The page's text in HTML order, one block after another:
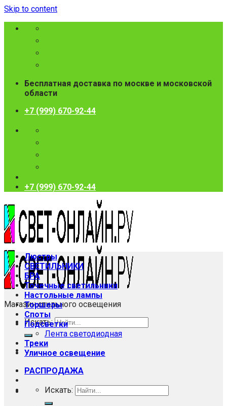
Skip to content
Бесплатная доставка по москве и московской
области
+7 (999) 670-92-44
+7 (999) 670-92-44
Магазин стильного освещения
Искать:
РАСПРОДАЖА
Люстры
СВЕТИЛЬНИКИ
БРА
Точечные светильники
Настольные лампы
Торшеры
Споты
Подсветки
Лента светодиодная
Треки
Уличное освещение
Искать: